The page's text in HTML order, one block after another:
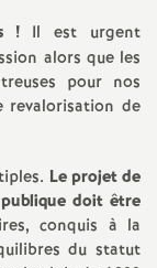
s
e
i
g
!Il est urgent
alors que les
pour nos
revalorisation de
Le projet de
doit être
conquis à la
du statut